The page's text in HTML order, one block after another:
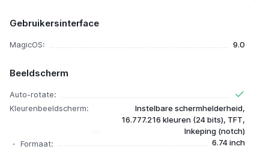
Gebruikersinterface
MagicOS: 9.0
Beeldscherm
Auto-rotate:
Kleurenbeeldscherm:
Instelbare schermhelderheid,
16.777.216 kleuren (24 bits), TFT,
Inkeping (notch)
Formaat:
6.74 inch